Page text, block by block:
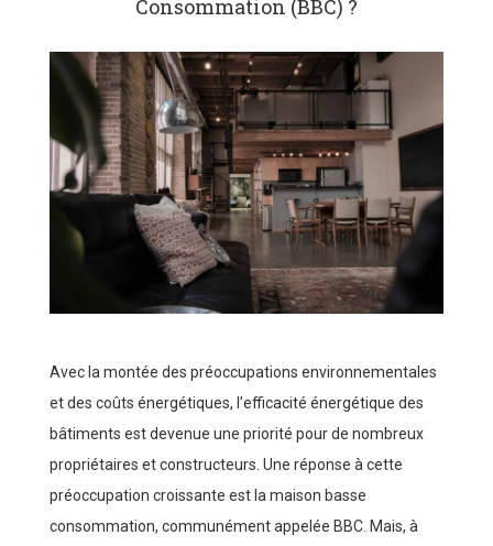
Consommation (BBC) ?
Avec la montée des préoccupations environnementales
et des coûts énergétiques, l’efficacité énergétique des
bâtiments est devenue une priorité pour de nombreux
propriétaires et constructeurs. Une réponse à cette
préoccupation croissante est la maison basse
consommation, communément appelée BBC. Mais, à